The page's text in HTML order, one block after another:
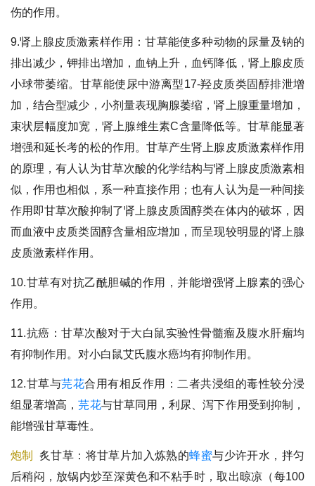
伤的作用。
9.肾上腺皮质激素样作用：甘草能使多种动物的尿量及钠的
排出减少，钾排出增加，血钠上升，血钙降低，肾上腺皮质
小球带萎缩。甘草能使尿中游离型17-羟皮质类固醇排泄增
加，结合型减少，小剂量表现胸腺萎缩，肾上腺重量增加，
束状层幅度加宽，肾上腺维生素C含量降低等。甘草能显著
增强和延长考的松的作用。甘草产生肾上腺皮质激素样作用
的原理，有人认为甘草次酸的化学结构与肾上腺皮质激素相
似，作用也相似，系一种直接作用；也有人认为是一种间接
作用即甘草次酸抑制了肾上腺皮质固醇类在体内的破坏，因
而血液中皮质类固醇含量相应增加，而呈现较明显的肾上腺
皮质激素样作用。
10.甘草有对抗乙酰胆碱的作用，并能增强肾上腺素的强心
作用。
11.抗癌：甘草次酸对于大白鼠实验性骨髓瘤及腹水肝瘤均
有抑制作用。对小白鼠艾氏腹水癌均有抑制作用。
12.甘草与芫花合用有相反作用：二者共浸组的毒性较分浸
组显著增高，芫花与甘草同用，利尿、泻下作用受到抑制，
能增强甘草毒性。
炮制 炙甘草 ：将甘草片加入炼熟的蜂蜜与少许开水，拌匀
后稍闷，放锅内炒至深黄色和不粘手时，取出晾凉（每100